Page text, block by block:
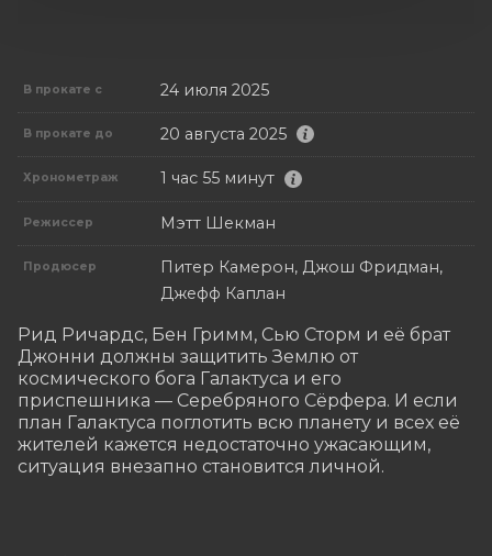
В прокате с 24 июля 2025
В прокате до 20 августа 2025
Хронометраж 1 час 55 минут
Режиссер Мэтт Шекман
Продюсер
Питер Камерон, Джош Фридман,
Джефф Каплан
Рид Ричардс, Бен Гримм, Сью Сторм и её брат
Джонни должны защитить Землю от
космического бога Галактуса и его
приспешника — Серебряного Сёрфера. И если
план Галактуса поглотить всю планету и всех её
жителей кажется недостаточно ужасающим,
ситуация внезапно становится личной.